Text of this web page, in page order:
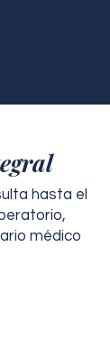
hasta el
médico